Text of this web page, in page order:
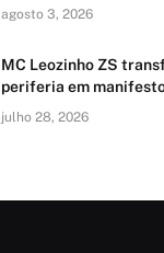
agosto 3, 2026
MC Leozinho ZS
periferia em
julho 28, 2026